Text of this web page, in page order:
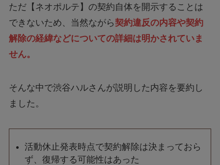
ただ【ネオポルテ】の契約自体を開示することは
できないため、当然ながら契約違反の内容や契約
解除の経緯などについての詳細は明かされていま
せん。
そんな中で渋谷ハルさんが説明した内容を要約し
ました。
活動休止発表時点で契約解除は決まっておら
ず、復帰する可能性はあった